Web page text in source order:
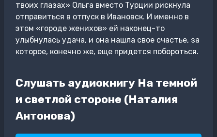
твоих глазах» Ольга вместо Турции рискнула
отправиться в отпуск в Ивановск. И именно в
этом «городе женихов» ей наконец-то
улыбнулась удача, и она нашла свое счастье, за
которое, конечно же, еще придется побороться.
Слушать аудиокнигу На темной
и светлой стороне (Наталия
Антонова)